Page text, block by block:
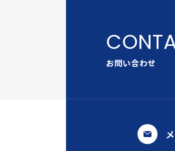
お問い合わせ